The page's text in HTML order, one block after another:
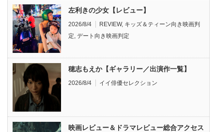
左利きの少女【レビュー】
2026/8/4 REVIEW, キッズ＆ティーン向き映画判
定 デート向き映画判定
穂志もえか【ギャラリー／出演作一覧】
2026/8/4 イイ俳優セレクション
映画レビュー＆ドラマレビュー総合アクセス